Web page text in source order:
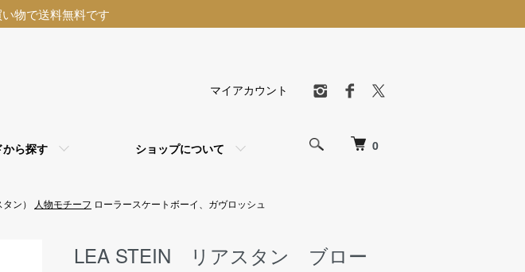
物で送料無料です
0
から探す ショップについて
マイアカウント
ン） 人物モチーフ ローラースケートボーイ、ガヴロッシュ
LEA STEIN リアスタン ブロー